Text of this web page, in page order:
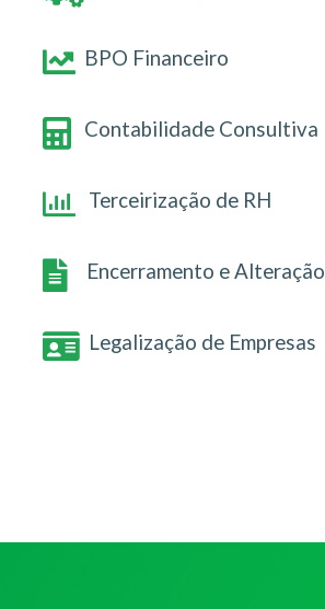
BPO Financeiro
Contabilidade Consultiva
Terceirização de RH
Encerramento e Alteração
Legalização de Empresas